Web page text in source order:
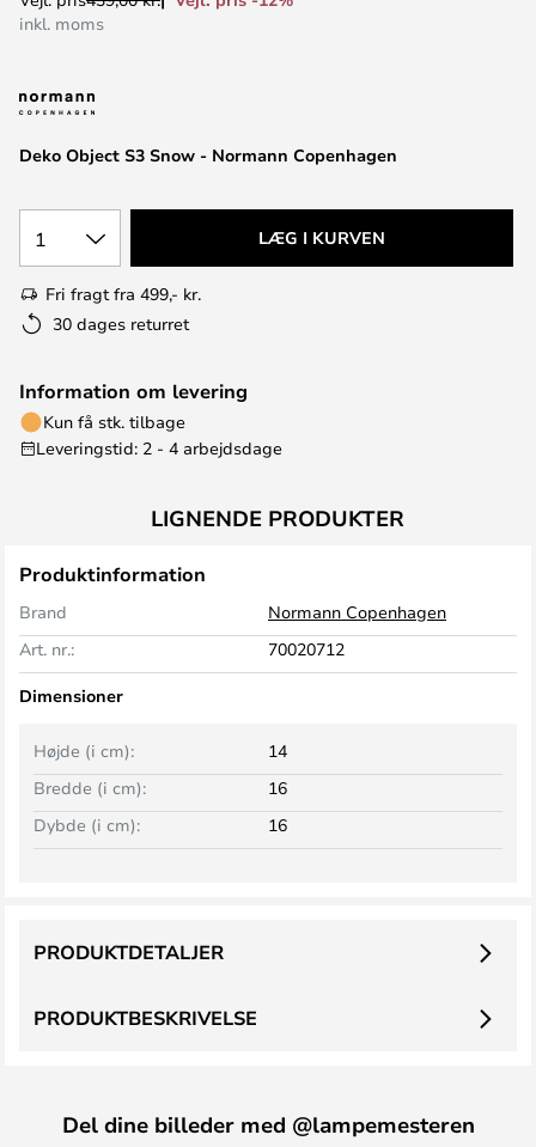
starten
Deko Object S3 Snow - Normann Copenhagen
inkl. moms
1 LÆG I KURVEN
Fri fragt fra 499,- kr.
30 dages returret
Information om levering
Kun få stk. tilbage
Leveringstid: 2 - 4 arbejdsdage
LIGNENDE PRODUKTER
Produktinformation
Brand
Normann Copenhagen
Art. nr.:
70020712
Dimensioner
Bredde (i cm): 16
Højde (i cm): 14
Dybde (i cm): 16
PRODUKTBESKRIVELSE
PRODUKTDETALJER
Del dine billeder med @lampemesteren